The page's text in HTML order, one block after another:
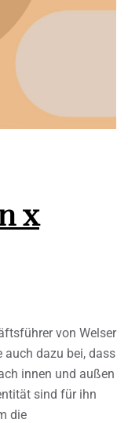
x
von Welser
auch dazu bei, dass
innen und außen
sind für ihn
die